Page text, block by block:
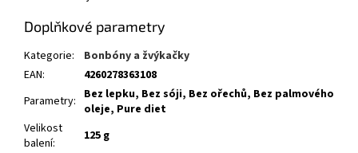
Doplňkové parametry
Kategorie:
Bonbóny a žvýkačky
EAN:
4260278363108
Parametry: Bez lepku, Bez sóji, Bez ořechů, Bez palmového
oleje, Pure diet
Velikost
balení: 125 g